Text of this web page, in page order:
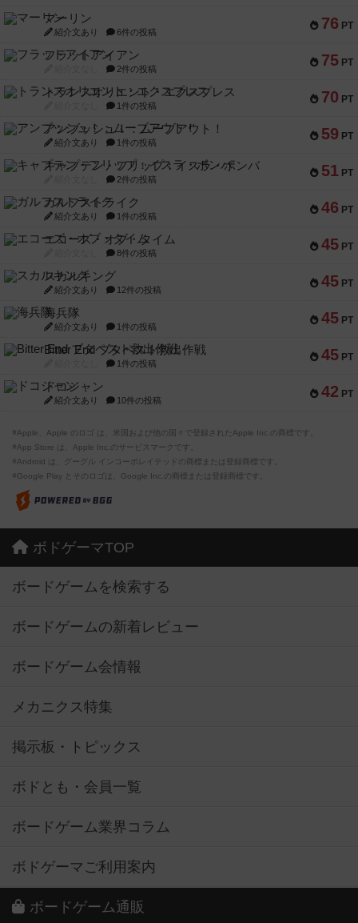
76 PT
マーリン
紹介文あり 6件の投稿
75 PT
フラットアイアン
2件の投稿
70 PT
トランスオリエント・エクスプレス
1件の投稿
59 PT
アンブッシュ！：ムーブアウト！
紹介文あり 1件の投稿
51 PT
キャプテン・フリップ：イスラ・ボンバ
2件の投稿
46 PT
ガルフストライク
紹介文あり 1件の投稿
45 PT
エコーズ・オブ・タイム
8件の投稿
45 PT
スカルキング
紹介文あり 12件の投稿
45 PT
海兵隊
紹介文あり 1件の投稿
45 PT
Bitter End ブタペスト救出作戦
1件の投稿
42 PT
ドコジャン
紹介文あり 10件の投稿
※Apple、Apple のロゴ は、米国および他の国々で登録されたApple Inc.の商標です。
※App Store は、Apple Inc.のサービスマークです。
※Android は、グーグル インコーポレイテッドの商標または登録商標です。
※Google Play とそのロゴは、Google Inc.の商標または登録商標です。
ボドゲーマTOP
ボードゲームを検索する
ボードゲームの新着レビュー
ボードゲーム会情報
メカニクス特集
掲示板・トピックス
ボドとも・会員一覧
ボードゲーム業界コラム
ボドゲーマご利用案内
ボードゲーム通販